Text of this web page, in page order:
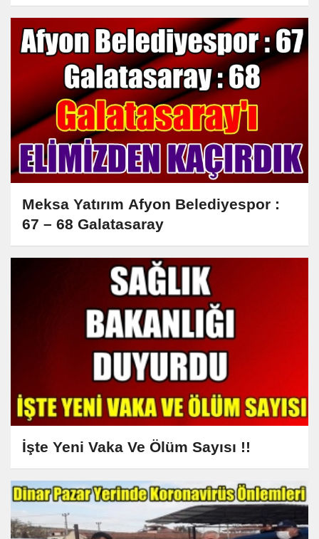
Meksa Yatırım Afyon Belediyespor :
67 – 68 Galatasaray
İşte Yeni Vaka Ve Ölüm Sayısı !!